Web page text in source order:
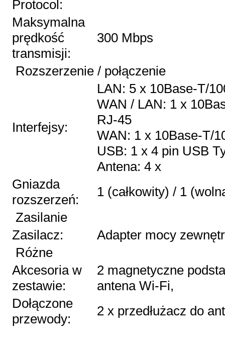
Protocol:
Maksymalna
prędkość
transmisji:
300 Mbps
Rozszerzenie / połączenie
Interfejsy:
LAN: 5 x 10Base-T/
WAN / LAN: 1 x
RJ-45
WAN: 1 x 10Base-T/
USB: 1 x 4 pin USB
Antena: 4 x
Gniazda
rozszerzeń:
1 (całkowity) / 1
Zasilanie
Zasilacz:
Adapter mocy
Różne
Akcesoria w
zestawie:
2 magnetyczne
antena Wi-
Dołączone
przewody:
2 x przedłużacz do